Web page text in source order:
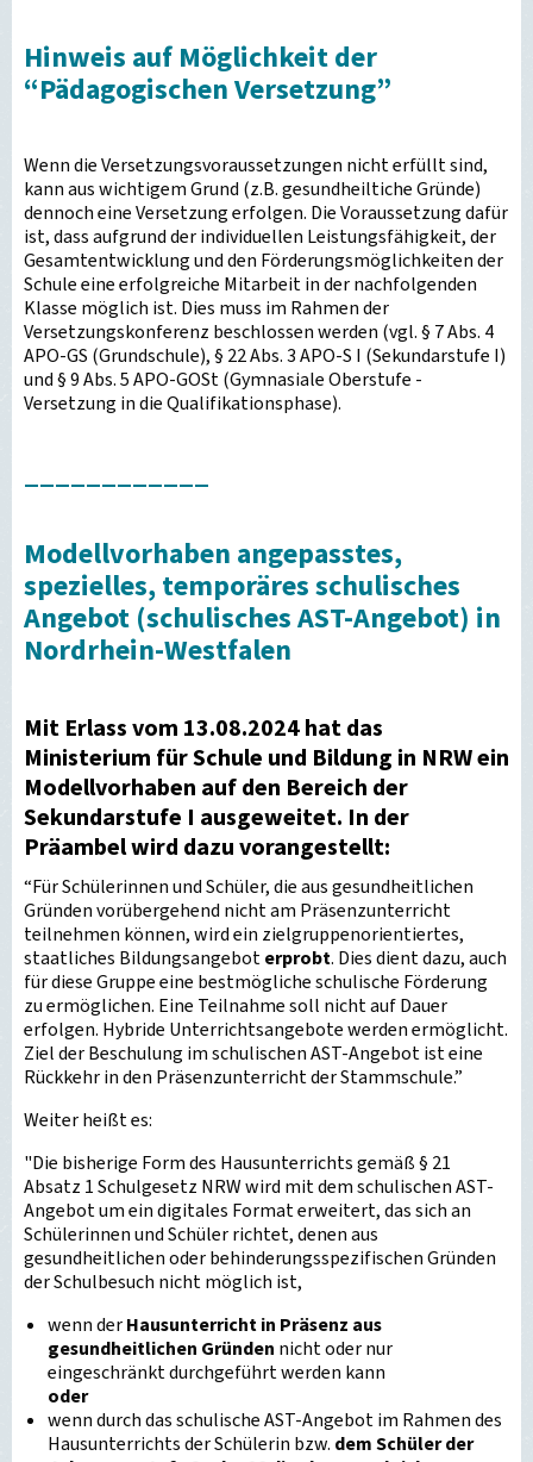
Hinweis auf Möglichkeit der
“Pädagogischen Versetzung”
Wenn die Versetzungsvoraussetzungen nicht erfüllt sind,
kann aus wichtigem Grund (z.B. gesundheiltiche Gründe)
dennoch eine Versetzung erfolgen. Die Voraussetzung dafür
ist, dass aufgrund der individuellen Leistungsfähigkeit, der
Gesamtentwicklung und den Förderungsmöglichkeiten der
Schule eine erfolgreiche Mitarbeit in der nachfolgenden
Klasse möglich ist. Dies muss im Rahmen der
Versetzungskonferenz beschlossen werden (vgl. § 7 Abs. 4
APO-GS (Grundschule), § 22 Abs. 3 APO-S I (Sekundarstufe I)
und § 9 Abs. 5 APO-GOSt (Gymnasiale Oberstufe -
Versetzung in die Qualifikationsphase).
____________
Modellvorhaben angepasstes,
spezielles, temporäres schulisches
Angebot (schulisches AST-Angebot) in
Nordrhein-Westfalen
Mit Erlass vom 13.08.2024 hat das
Ministerium für Schule und Bildung in NRW ein
Modellvorhaben auf den Bereich der
Sekundarstufe I ausgeweitet. In der
Präambel wird dazu vorangestellt:
“Für Schülerinnen und Schüler, die aus gesundheitlichen
Gründen vorübergehend nicht am Präsenzunterricht
teilnehmen können, wird ein zielgruppenorientiertes,
staatliches Bildungsangeboterprobt. Dies dient dazu, auch
für diese Gruppe eine bestmögliche schulische Förderung
zu ermöglichen. Eine Teilnahme soll nicht auf Dauer
erfolgen. Hybride Unterrichtsangebote werden ermöglicht.
Ziel der Beschulung im schulischen AST-Angebot ist eine
Rückkehr in den Präsenzunterricht der Stammschule.”
Weiter heißt es:
"Die bisherige Form des Hausunterrichts gemäß § 21
Absatz 1 Schulgesetz NRW wird mit dem schulischen AST-
Angebot um ein digitales Format erweitert, das sich an
Schülerinnen und Schüler richtet, denen aus
gesundheitlichen oder behinderungsspezifischen Gründen
der Schulbesuch nicht möglich ist,
wenn derHausunterricht in Präsenz aus
gesundheitlichen Gründen nicht oder nur
eingeschränkt durchgeführt werden kann
oder
wenn durch das schulische AST-Angebot im Rahmen des
Hausunterrichts der Schülerin bzw. dem Schüler der